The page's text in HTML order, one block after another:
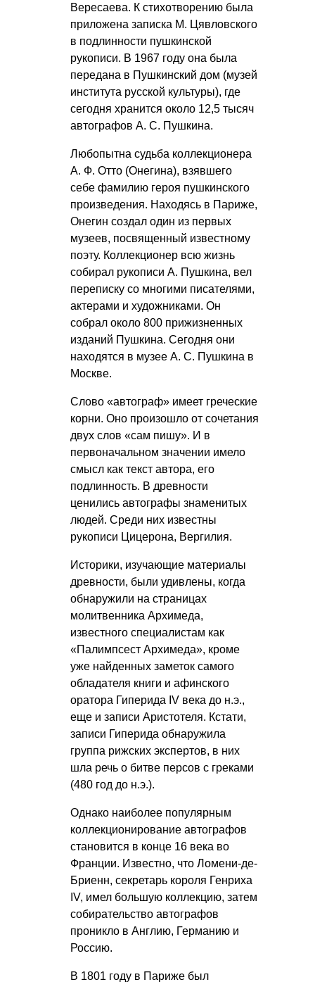
Вересаева. К стихотворению была
приложена записка М. Цявловского
в подлинности пушкинской
рукописи. В 1967 году она была
передана в Пушкинский дом (музей
института русской культуры), где
сегодня хранится около 12,5 тысяч
автографов А. С. Пушкина.
Любопытна судьба коллекционера
А. Ф. Отто (Онегина), взявшего
себе фамилию героя пушкинского
произведения. Находясь в Париже,
Онегин создал один из первых
музеев, посвященный известному
поэту. Коллекционер всю жизнь
собирал рукописи А. Пушкина, вел
переписку со многими писателями,
актерами и художниками. Он
собрал около 800 прижизненных
изданий Пушкина. Сегодня они
находятся в музее А. С. Пушкина в
Москве.
Слово «автограф» имеет греческие
корни. Оно произошло от сочетания
двух слов «сам пишу». И в
первоначальном значении имело
смысл как текст автора, его
подлинность. В древности
ценились автографы знаменитых
людей. Среди них известны
рукописи Цицерона, Вергилия.
Историки, изучающие материалы
древности, были удивлены, когда
обнаружили на страницах
молитвенника Архимеда,
известного специалистам как
«Палимпсест Архимеда», кроме
уже найденных заметок самого
обладателя книги и афинского
оратора Гиперида IV века до н.э.,
еще и записи Аристотеля. Кстати,
записи Гиперида обнаружила
группа рижских экспертов, в них
шла речь о битве персов с греками
(480 год до н.э.).
Однако наиболее популярным
коллекционирование автографов
становится в конце 16 века во
Франции. Известно, что Ломени-де-
Бриенн, секретарь короля Генриха
IV, имел большую коллекцию, затем
собирательство автографов
проникло в Англию, Германию и
Россию.
В 1801 году в Париже был